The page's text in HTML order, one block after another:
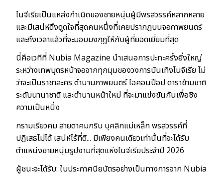
ไนจีเรียเป็นแหล่งกำเนิดของชายหนุ่มผู้มีพรสวรรค์หลากหลาย
และมีเสน่ห์ดึงดูดใจที่สุดคนหนึ่งที่เคยปรากฏบนจอภาพยนตร์
และถึงเวลาแล้วที่จะมอบมงกุฎให้กับผู้ที่ยอดเยี่ยมที่สุด
นี่คือเวทีที่ Nubia Magazine นำเสนอการปะทะครั้งยิ่งใหญ่
ระหว่างเทพบุตรหน้าจอจากทุกมุมของวงการบันเทิงไนจีเรีย ไม่
ว่าจะเป็นราชาละคร ตำนานภาพยนตร์ ไอคอนป๊อป ดาราข้ามชาติ
ระดับนานาชาติ และตำนานหน้าใหม่ ที่จะมาแข่งขันกันเพื่อชิง
ความเป็นหนึ่ง
กรามเรียวคม สายตาคมกริบ บุคลิกแม่เหล็ก พรสวรรค์ที่
ปฏิเสธไม่ได้ เสน่ห์ไร้ที่ติ... มีเพียงคนเดียวเท่านั้นที่จะได้รับ
ตำแหน่งชายหนุ่มรูปงามที่สุดแห่งไนจีเรียประจำปี 2026
ผู้ชนะจะได้รับ: ใบประกาศนียบัตรอย่างเป็นทางการจาก Nubia